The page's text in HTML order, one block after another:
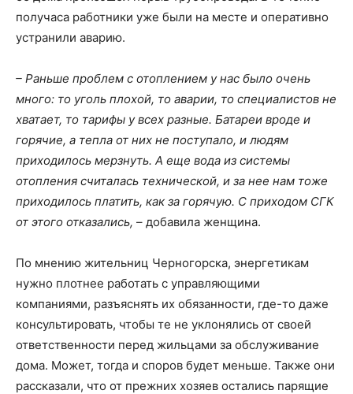
получаса работники уже были на месте и оперативно
устранили аварию.
– Раньше проблем с отоплением у нас было очень
много: то уголь плохой, то аварии, то специалистов не
хватает, то тарифы у всех разные. Батареи вроде и
горячие, а тепла от них не поступало, и людям
приходилось мерзнуть. А еще вода из системы
отопления считалась технической, и за нее нам тоже
приходилось платить, как за горячую. С приходом СГК
от этого отказались, – добавила женщина.
По мнению жительниц Черногорска, энергетикам
нужно плотнее работать с управляющими
компаниями, разъяснять их обязанности, где-то даже
консультировать, чтобы те не уклонялись от своей
ответственности перед жильцами за обслуживание
дома. Может, тогда и споров будет меньше. Также они
рассказали, что от прежних хозяев остались парящие